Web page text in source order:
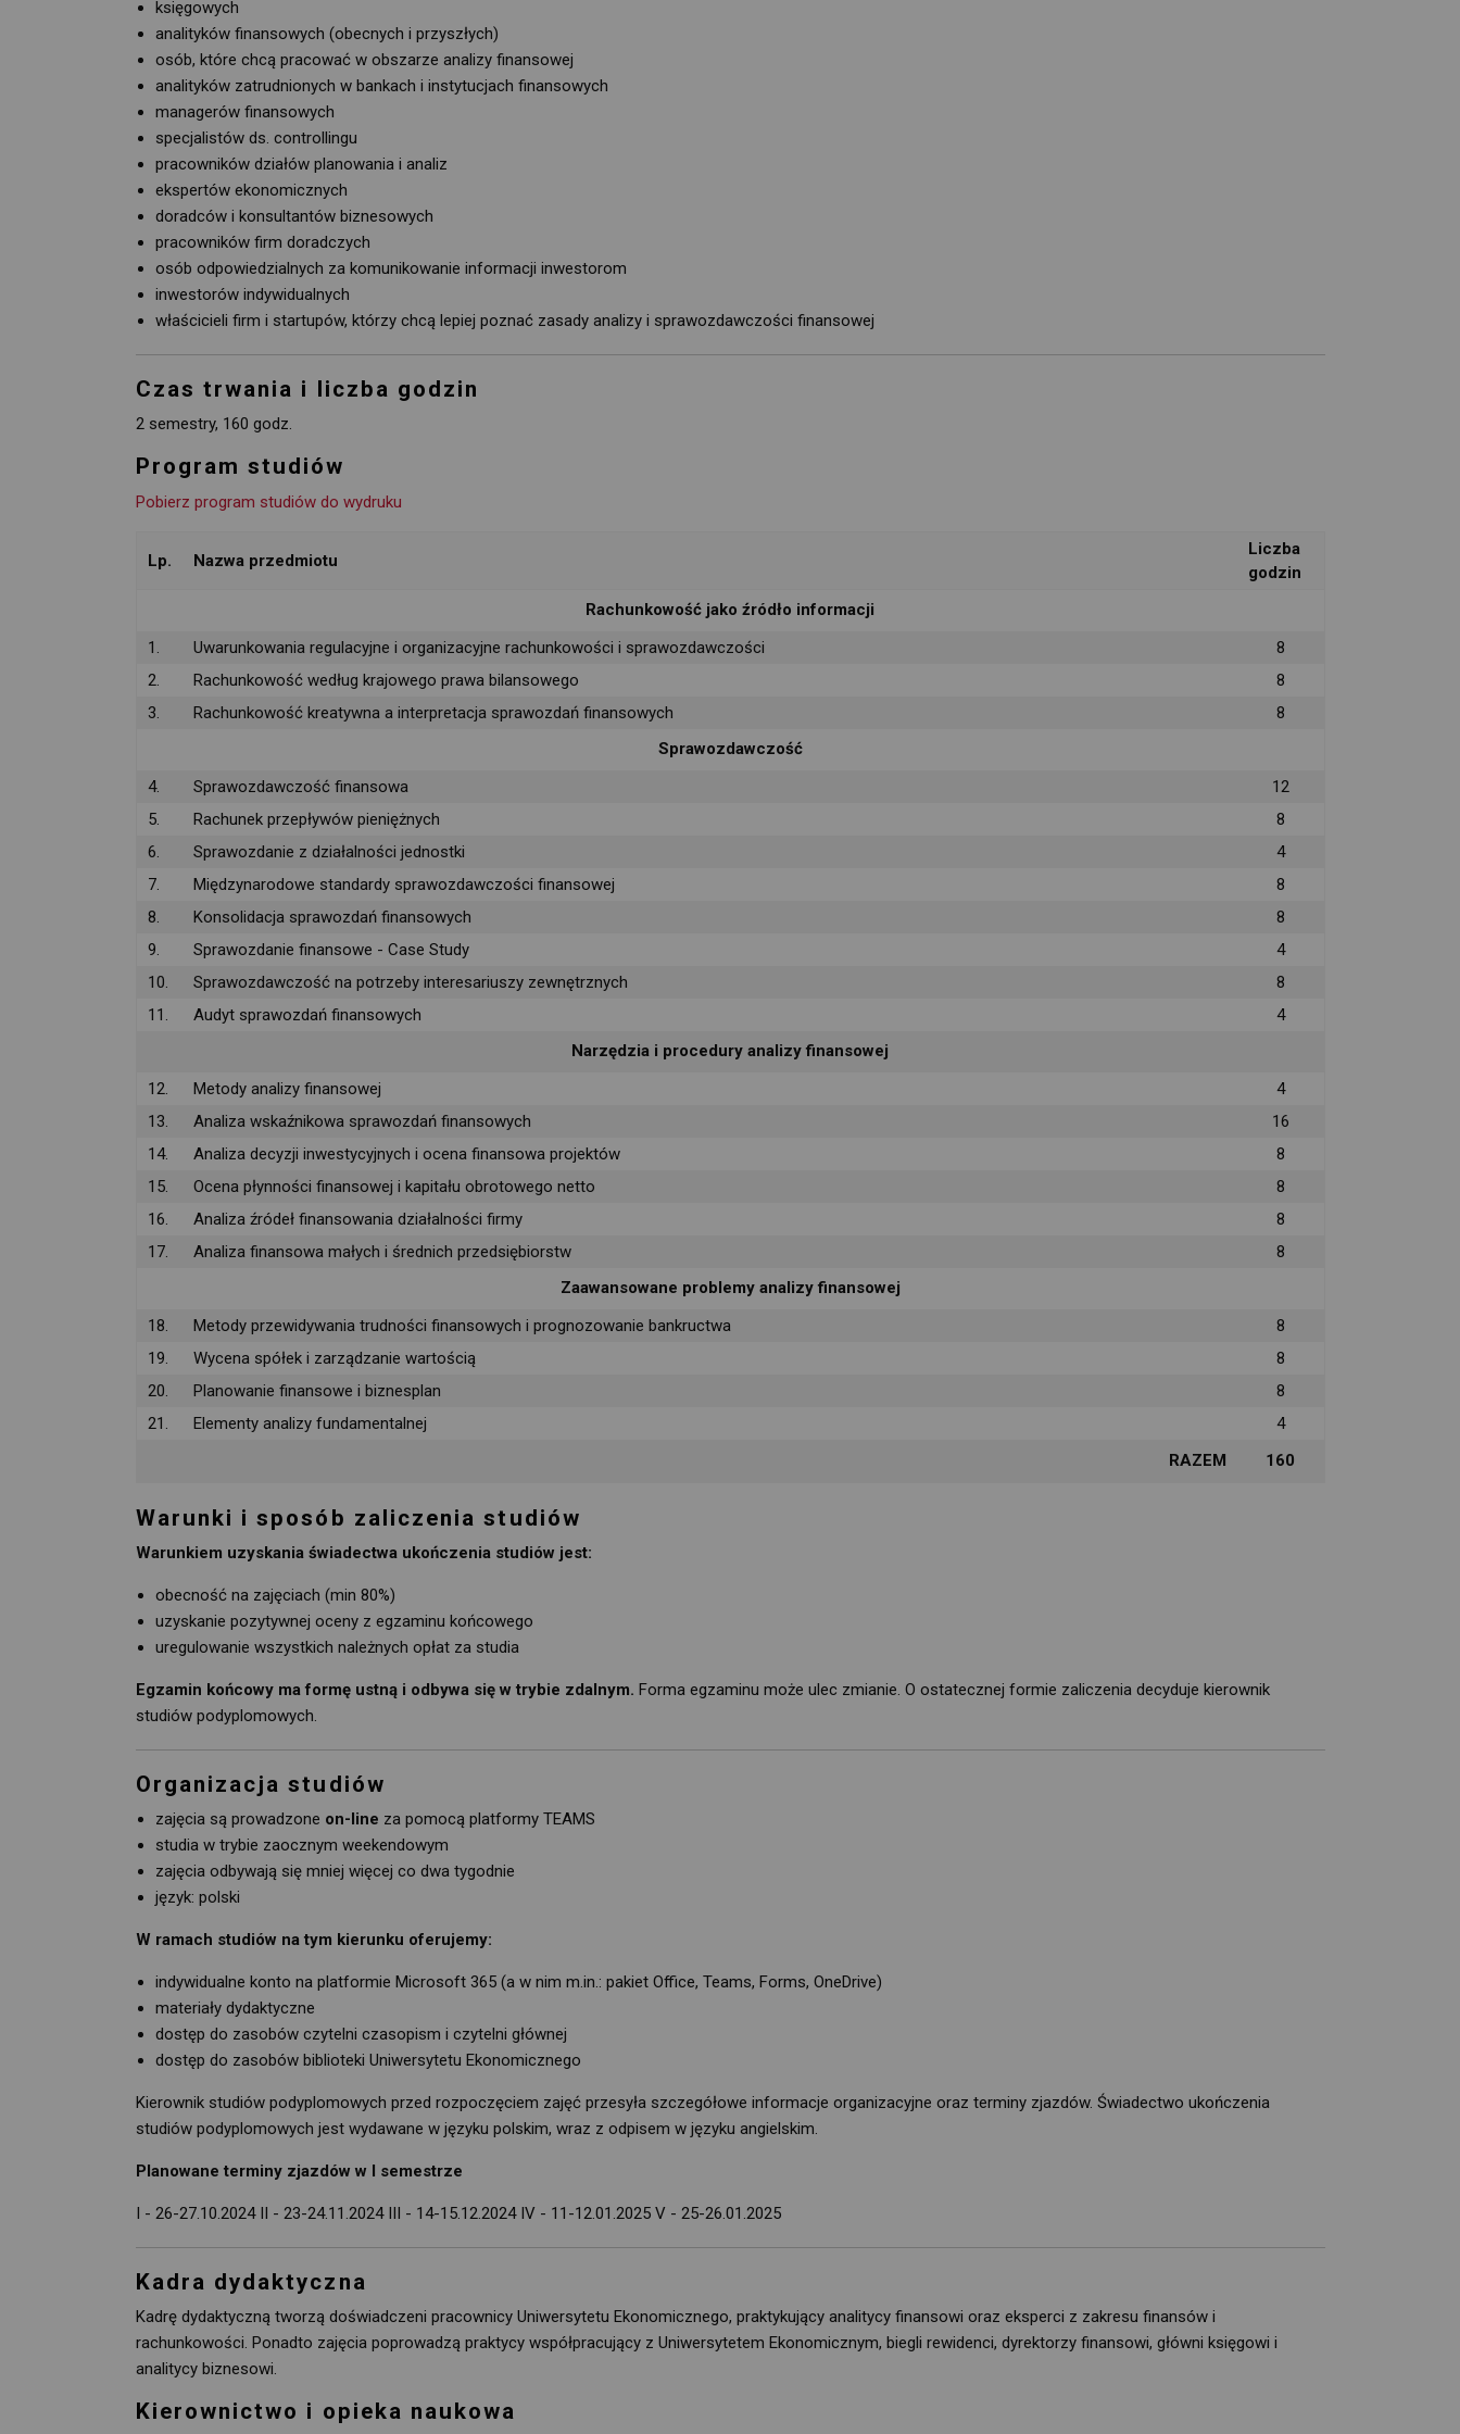
księgowych
analityków finansowych (obecnych i przyszłych)
osób, które chcą pracować w obszarze analizy finansowej
analityków zatrudnionych w bankach i instytucjach finansowych
managerów finansowych
specjalistów ds. controllingu
pracowników działów planowania i analiz
ekspertów ekonomicznych
doradców i konsultantów biznesowych
pracowników firm doradczych
osób odpowiedzialnych za komunikowanie informacji inwestorom
inwestorów indywidualnych
właścicieli firm i startupów, którzy chcą lepiej poznać zasady analizy i sprawozdawczości finansowej
Czas trwania i liczba godzin
2 semestry, 160 godz.
Program studiów
Pobierz program studiów do wydruku
Lp. Nazwa przedmiotu
Liczba
godzin
Rachunkowość jako źródło informacji
1.
Uwarunkowania regulacyjne i organizacyjne rachunkowości i sprawozdawczości
8
2.
Rachunkowość według krajowego prawa bilansowego
8
3.
Rachunkowość kreatywna a interpretacja sprawozdań finansowych
8
Sprawozdawczość
4.
Sprawozdawczość finansowa
12
5.
Rachunek przepływów pieniężnych
8
6.
Sprawozdanie z działalności jednostki
4
7.
Międzynarodowe standardy sprawozdawczości finansowej
8
8.
Konsolidacja sprawozdań finansowych
8
9.
Sprawozdanie finansowe - Case Study
4
10.
Sprawozdawczość na potrzeby interesariuszy zewnętrznych
8
11.
Audyt sprawozdań finansowych
4
Narzędzia i procedury analizy finansowej
12.
Metody analizy finansowej
4
13.
Analiza wskaźnikowa sprawozdań finansowych
16
14.
Analiza decyzji inwestycyjnych i ocena finansowa projektów
8
15.
Ocena płynności finansowej i kapitału obrotowego netto
8
16.
Analiza źródeł finansowania działalności firmy
8
17.
Analiza finansowa małych i średnich przedsiębiorstw
8
Zaawansowane problemy analizy finansowej
18.
Metody przewidywania trudności finansowych i prognozowanie bankructwa
8
19.
Wycena spółek i zarządzanie wartością
8
20.
Planowanie finansowe i biznesplan
8
21.
Elementy analizy fundamentalnej
4
RAZEM
160
Warunki i sposób zaliczenia studiów
Warunkiem uzyskania świadectwa ukończenia studiów jest:
obecność na zajęciach (min 80%)
uzyskanie pozytywnej oceny z egzaminu końcowego
uregulowanie wszystkich należnych opłat za studia
Egzamin końcowy ma formę ustną i odbywa się w trybie zdalnym. Forma egzaminu może ulec zmianie. O ostatecznej formie zaliczenia decyduje kierownik
studiów podyplomowych.
Organizacja studiów
zajęcia są prowadzone on-line za pomocą platformy TEAMS
studia w trybie zaocznym weekendowym
zajęcia odbywają się mniej więcej co dwa tygodnie
język: polski
W ramach studiów na tym kierunku oferujemy:
indywidualne konto na platformie Microsoft 365 (a w nim m.in.: pakiet Office, Teams, Forms, OneDrive)
materiały dydaktyczne
dostęp do zasobów czytelni czasopism i czytelni głównej
dostęp do zasobów biblioteki Uniwersytetu Ekonomicznego
Kierownik studiów podyplomowych przed rozpoczęciem zajęć przesyła szczegółowe informacje organizacyjne oraz terminy zjazdów. Świadectwo ukończenia
studiów podyplomowych jest wydawane w języku polskim, wraz z odpisem w języku angielskim.
Planowane terminy zjazdów w I semestrze
I - 26-27.10.2024 II - 23-24.11.2024 III - 14-15.12.2024 IV - 11-12.01.2025 V - 25-26.01.2025
Kadra dydaktyczna
Kadrę dydaktyczną tworzą doświadczeni pracownicy Uniwersytetu Ekonomicznego, praktykujący analitycy finansowi oraz eksperci z zakresu finansów i
rachunkowości. Ponadto zajęcia poprowadzą praktycy współpracujący z Uniwersytetem Ekonomicznym, biegli rewidenci, dyrektorzy finansowi, główni księgowi i
analitycy biznesowi.
Kierownictwo i opieka naukowa